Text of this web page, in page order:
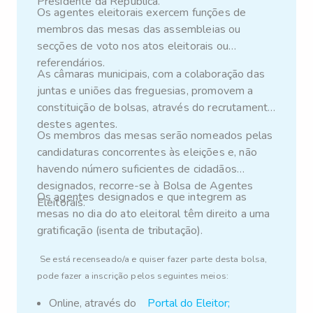
8 de janeiro.
Os agentes eleitorais exercem funções de
membros das mesas das assembleias ou
secções de voto nos atos eleitorais ou
referendários.
As câmaras municipais, com a colaboração das
juntas e uniões das freguesias, promovem a
constituição de bolsas, através do recrutamento
destes agentes.
Os membros das mesas serão nomeados pelas
candidaturas concorrentes às eleições e, não
havendo número suficientes de cidadãos
designados, recorre-se à Bolsa de Agentes
Eleitorais.
Os agentes designados e que integrem as
mesas no dia do ato eleitoral têm direito a uma
gratificação (isenta de tributação).
Se está recenseado/a e quiser fazer parte desta bolsa,
pode fazer a inscrição pelos seguintes meios:
Online, através do Portal do Eleitor;